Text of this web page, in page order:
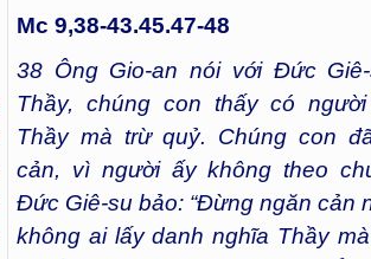
Mc 9,38-43.45.47-48
38 Ông Gio-an nói với Đức Giê-
Thầy, chúng con thấy có
Thầy mà trừ quỷ. Chúng con
cản, vì người ấy không theo
Đức Giê-su bảo: “Đừng ngăn cản
không ai lấy danh nghĩa Thầy